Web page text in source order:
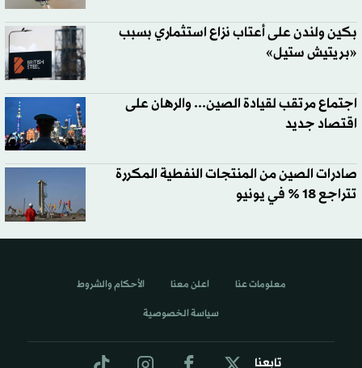
بكين ولندن على أعتاب نزاع استثماري بسبب
«بريتيش ستيل»
اجتماع مرتقب لقيادة الصين... والرهان على
اقتصاد جديد
صادرات الصين من المنتجات النفطية المكررة
تتراجع 18 % في يونيو
تابعنا
معلومات عنا اعلن معنا الأحكام والشروط
سياسة الخصوصية